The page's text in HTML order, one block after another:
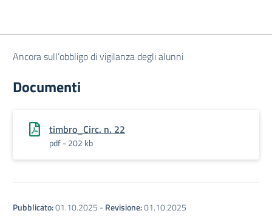
Ancora sull’obbligo di vigilanza degli alunni
Documenti
timbro_Circ. n. 22
pdf - 202 kb
Pubblicato:01.10.2025 -Revisione:01.10.2025